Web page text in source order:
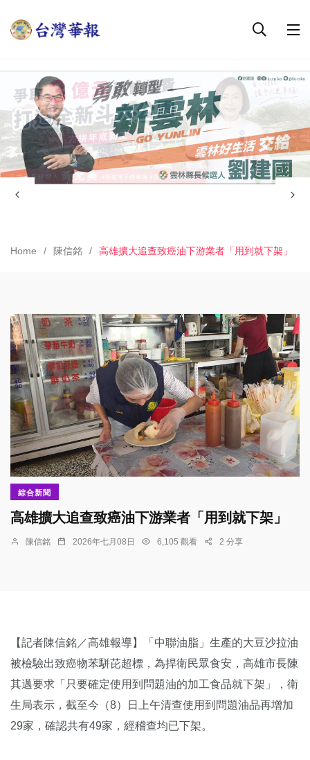
Home 陳信銘 高雄擴大追查致癌油下游業者「用到就下架」
綜合新聞
高雄擴大追查致癌油下游業者「用到就下架」
陳信銘 2026年七月08日 6,105 觀看 2 分享
【記者陳信銘／高雄報導】「中聯油脂」生產的大豆沙拉油
被檢驗出致癌物苯駢芘超標，為捍衛民眾食安，高雄市長陳
其邁要求「只要確定使用到問題油的加工食品就下架」，衛
生局表示，截至今（8）日上午清查使用到問題油品再增加
29家，確認共有49家，經稽查均已下架。